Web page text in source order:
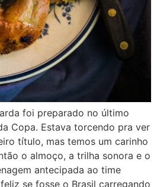
foi preparado no último
Copa. Estava torcendo pra ver
título, mas temos um carinho
o almoço, a trilha sonora e o
antecipada ao time
se fosse o Brasil carregando